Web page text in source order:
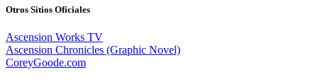
Otros Sitios Oficiales
Ascension Works TV
Ascension Chronicles (Graphic Novel)
CoreyGoode.com